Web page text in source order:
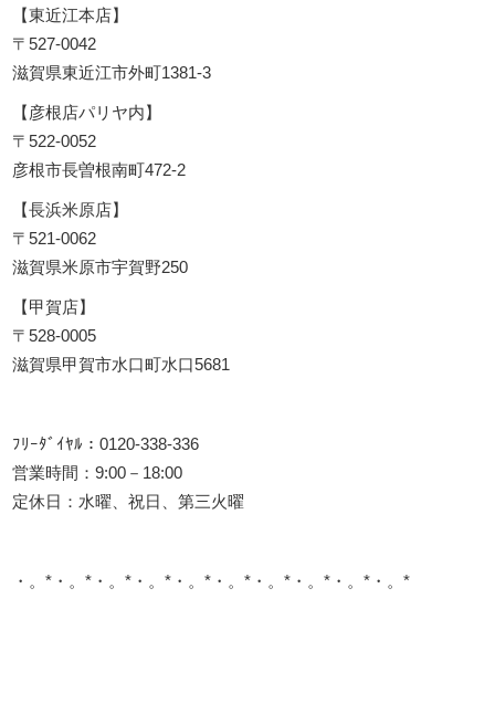
【東近江本店】
〒527-0042
滋賀県東近江市外町1381-3
【彦根店パリヤ内】
〒522-0052
彦根市長曽根南町472-2
【長浜米原店】
〒521-0062
滋賀県米原市宇賀野250
【甲賀店】
〒528-0005
滋賀県甲賀市水口町水口5681
ﾌﾘｰﾀﾞｲﾔﾙ：0120-338-336
営業時間：9:00－18:00
定休日：水曜、祝日、第三火曜
・。*・。*・。*・。*・。*・。*・。*・。*・。*・。*